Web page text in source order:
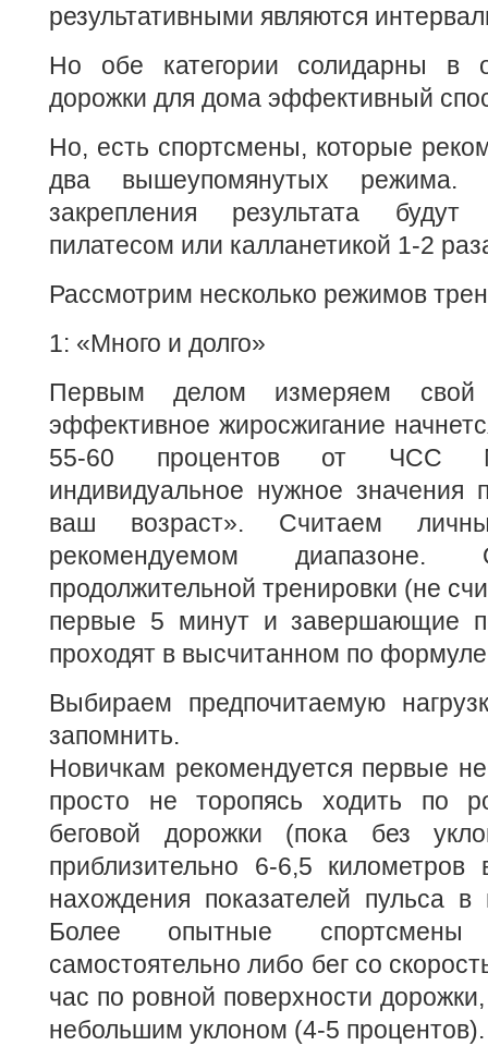
результативными являются
Но обе категории солидарны
дорожки для дома эффективный
Но, есть спортсмены, которые
два вышеупомянутых
закрепления результата
пилатесом или калланетикой 1-2
Рассмотрим несколько режимов
1: «Много и долго»
Первым делом измеряем свой
эффективное жиросжигание
55-60 процентов от ЧСС
индивидуальное нужное
ваш возраст». Считаем
рекомендуемом диапазоне.
продолжительной тренировки (не
первые 5 минут и завершающие
проходят в высчитанном по
Выбираем предпочитаемую
запомнить.
Новичкам рекомендуется первые
просто не торопясь ходить по
беговой дорожки (пока без
приблизительно 6-6,5
нахождения показателей пульса
Более опытные
самостоятельно либо бег со
час по ровной поверхности
небольшим уклоном (4-5 процентов).